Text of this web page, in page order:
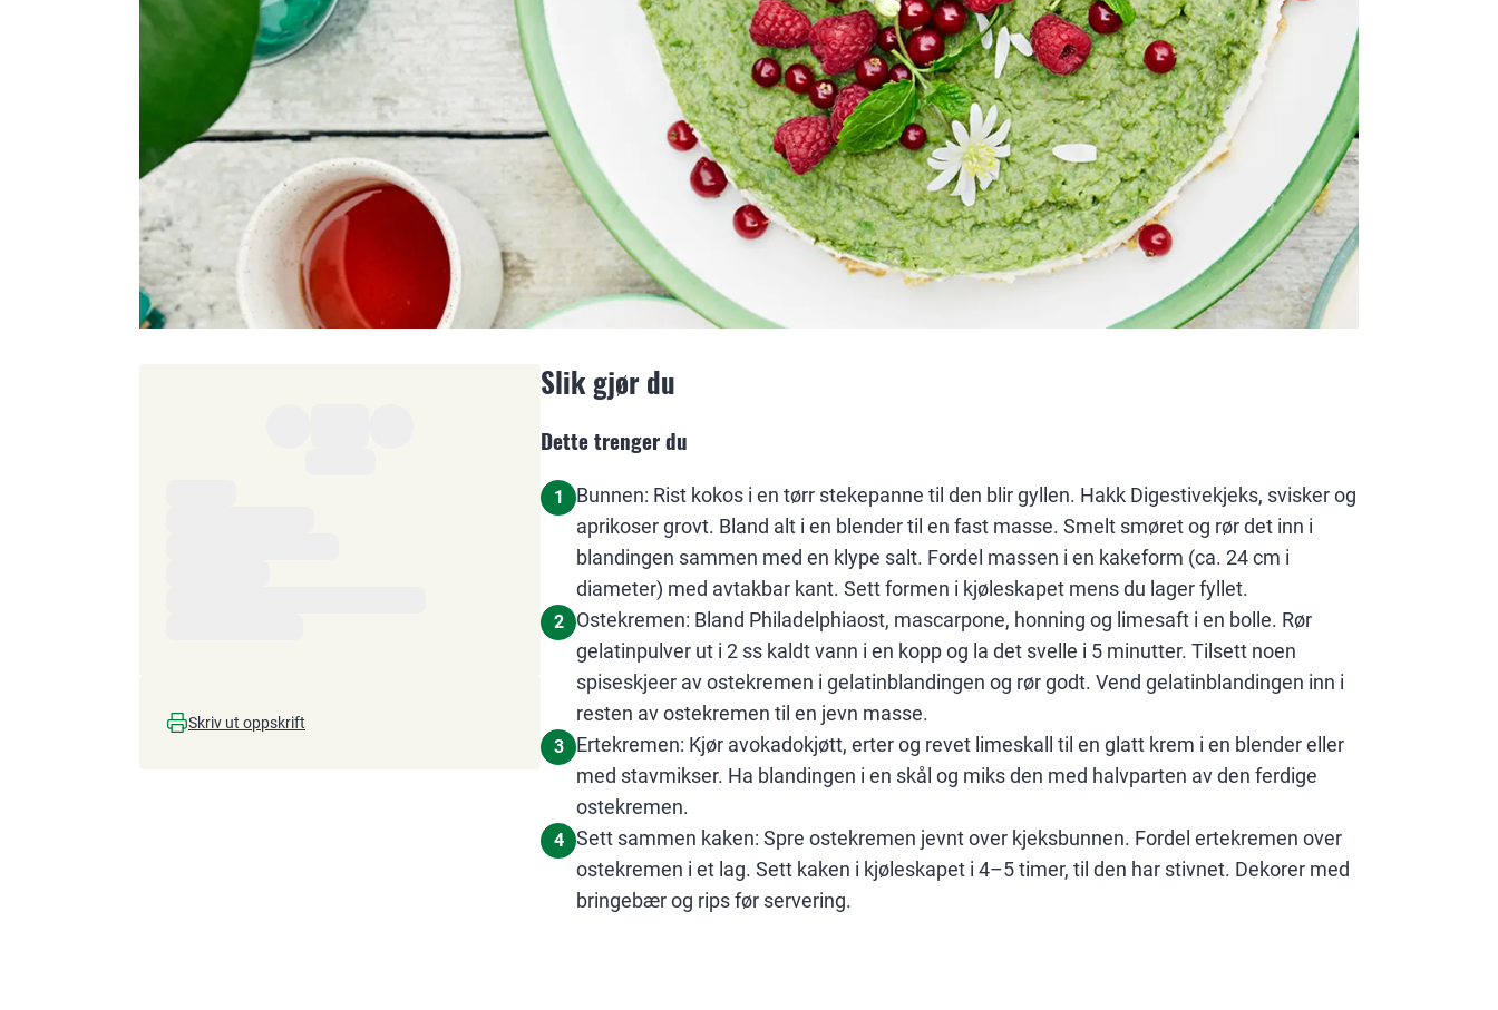
Skriv ut oppskrift
Slik gjør du
Dette trenger du
1
Bunnen: Rist kokos i en tørr stekepanne til den blir gyllen. Hakk Digestivekjeks, svisker og
aprikoser grovt. Bland alt i en blender til en fast masse. Smelt smøret og rør det inn i
blandingen sammen med en klype salt. Fordel massen i en kakeform (ca. 24 cm i
diameter) med avtakbar kant. Sett formen i kjøleskapet mens du lager fyllet.
2
Ostekremen: Bland Philadelphiaost, mascarpone, honning og limesaft i en bolle. Rør
gelatinpulver ut i 2 ss kaldt vann i en kopp og la det svelle i 5 minutter. Tilsett noen
spiseskjeer av ostekremen i gelatinblandingen og rør godt. Vend gelatinblandingen inn i
resten av ostekremen til en jevn masse.
3
Ertekremen: Kjør avokadokjøtt, erter og revet limeskall til en glatt krem i en blender eller
med stavmikser. Ha blandingen i en skål og miks den med halvparten av den ferdige
ostekremen.
4
Sett sammen kaken: Spre ostekremen jevnt over kjeksbunnen. Fordel ertekremen over
ostekremen i et lag. Sett kaken i kjøleskapet i 4–5 timer, til den har stivnet. Dekorer med
bringebær og rips før servering.